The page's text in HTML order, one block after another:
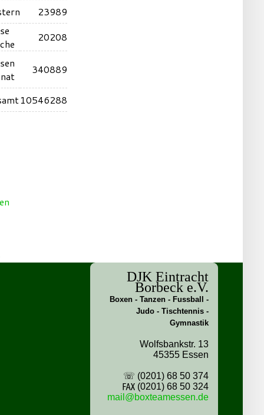
23989
20208
340889
10546288
DJK Eintracht
Borbeck e.V.
Boxen - Tanzen - Fussball -
Judo - Tischtennis -
Gymnastik
Wolfsbankstr. 13
45355 Essen
☏ (0201) 68 50 374
℻ (0201) 68 50 324
mail@boxteamessen.de